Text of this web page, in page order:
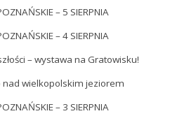
– 5 SIERPNIA
– 4 SIERPNIA
– wystawa na Gratowisku!
nad wielkopolskim jeziorem
– 3 SIERPNIA